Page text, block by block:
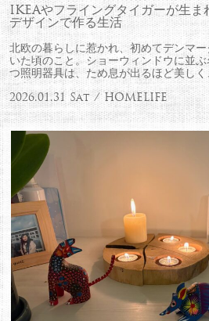
IKEAやフライングタイガーが生ま
デザインで作る生活
北欧の暮らしに惹かれ、初めてデンマ
いた頃のこと。ショーウィンドウに並
つ照明器具は、ため息が出るほど美し
2026.01.31 Sat / HOMELIFE